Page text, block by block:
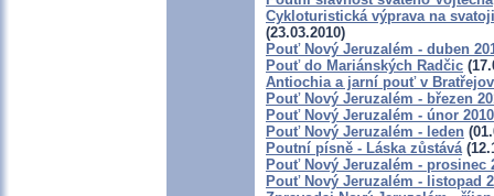
Cykloturistická výprava na
(23.03.2010)
Pouť Nový Jeruzalém - duben
Pouť do Mariánských Radčic
Antiochia a jarní pouť v
Pouť Nový Jeruzalém - březen
Pouť Nový Jeruzalém - únor 2010
Pouť Nový Jeruzalém - leden
Poutní písně - Láska zůstává
Pouť Nový Jeruzalém - prosinec
Pouť Nový Jeruzalém - listopad